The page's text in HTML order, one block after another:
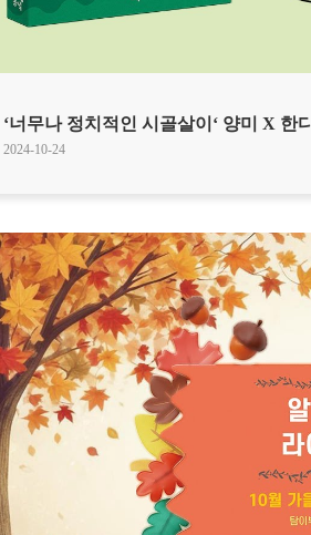
‘너무나 정치적인 시골살이‘ 양미 X 한
2024-10-24